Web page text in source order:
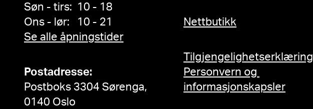
Søn - tirs: 10 - 18
Ons - lør: 10 - 21
Se alle åpningstider
Postadresse:
Postboks 3304 Sørenga,
0140 Oslo
Nettbutikk
Tilgjengelighetserklæring
Personvern og
informasjonskapsler